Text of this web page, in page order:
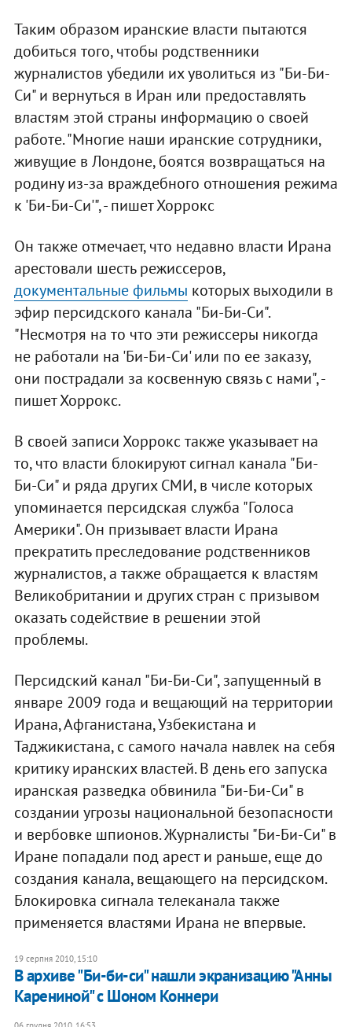
Таким образом иранские власти пытаются
добиться того, чтобы родственники
журналистов убедили их уволиться из "Би-Би-
Си" и вернуться в Иран или предоставлять
властям этой страны информацию о своей
работе. "Многие наши иранские сотрудники,
живущие в Лондоне, боятся возвращаться на
родину из-за враждебного отношения режима
к 'Би-Би-Си'", - пишет Хоррокс
Он также отмечает, что недавно власти Ирана
арестовали шесть режиссеров,
документальные фильмы которых выходили в
эфир персидского канала "Би-Би-Си".
"Несмотря на то что эти режиссеры никогда
не работали на 'Би-Би-Си' или по ее заказу,
они пострадали за косвенную связь с нами", -
пишет Хоррокс.
В своей записи Хоррокс также указывает на
то, что власти блокируют сигнал канала "Би-
Би-Си" и ряда других СМИ, в числе которых
упоминается персидская служба "Голоса
Америки". Он призывает власти Ирана
прекратить преследование родственников
журналистов, а также обращается к властям
Великобритании и других стран с призывом
оказать содействие в решении этой
проблемы.
Персидский канал "Би-Би-Си", запущенный в
январе 2009 года и вещающий на территории
Ирана, Афганистана, Узбекистана и
Таджикистана, с самого начала навлек на себя
критику иранских властей. В день его запуска
иранская разведка обвинила "Би-Би-Си" в
создании угрозы национальной безопасности
и вербовке шпионов. Журналисты "Би-Би-Си" в
Иране попадали под арест и раньше, еще до
создания канала, вещающего на персидском.
Блокировка сигнала телеканала также
применяется властями Ирана не впервые.
19 серпня 2010, 15:10
В архиве "Би-би-си" нашли экранизацию "Анны
Карениной" с Шоном Коннери